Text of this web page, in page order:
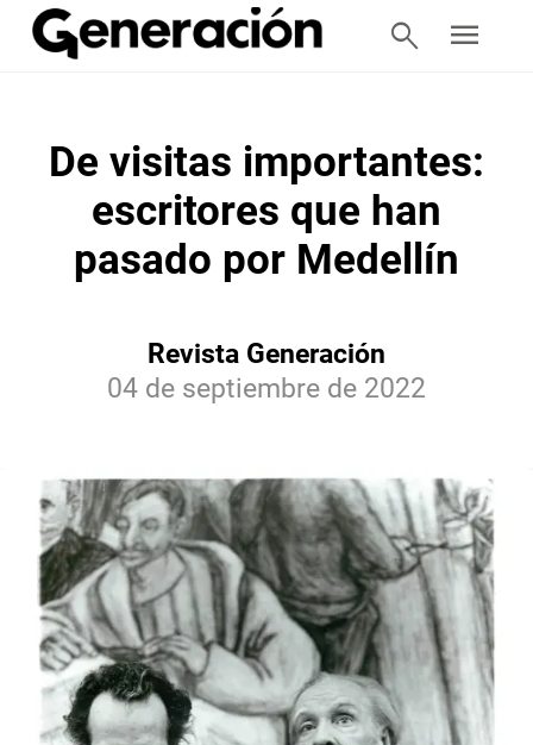
search menu
De visitas importantes:
escritores que han
pasado por Medellín
Revista Generación
04 de septiembre de 2022